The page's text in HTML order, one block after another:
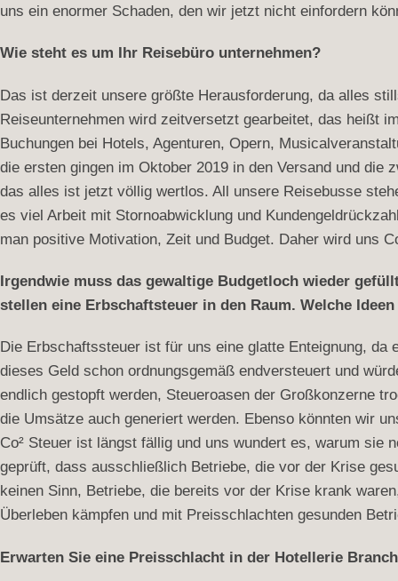
uns ein enormer Schaden, den wir jetzt nicht einfordern
Wie steht es um Ihr Reisebüro unternehmen?
Das ist derzeit unsere größte Herausforderung, da alles
Reiseunternehmen wird zeitversetzt gearbeitet, das heißt
Buchungen bei Hotels, Agenturen, Opern,
die ersten gingen im Oktober 2019 in den Versand und die
das alles ist jetzt völlig wertlos. All unsere Reisebusse
es viel Arbeit mit Stornoabwicklung und
man positive Motivation, Zeit und Budget. Daher wird uns
Irgendwie muss das gewaltige Budgetloch wieder
stellen eine Erbschaftsteuer in den Raum. Welche Ideen
Die Erbschaftssteuer ist für uns eine glatte Enteignung,
dieses Geld schon ordnungsgemäß endversteuert und
endlich gestopft werden, Steueroasen der Großkonzerne
die Umsätze auch generiert werden. Ebenso könnten wir
Co² Steuer ist längst fällig und uns wundert es, warum sie
geprüft, dass ausschließlich Betriebe, die vor der Krise
keinen Sinn, Betriebe, die bereits vor der Krise krank
Überleben kämpfen und mit Preisschlachten gesunden
Erwarten Sie eine Preisschlacht in der Hotellerie